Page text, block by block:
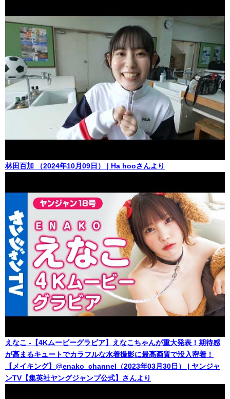
林田百加 （2024年10月09日） | Ha hooさんより
えなこ -【4Kムービーグラビア】えなこちゃんが重大発表！期待感
が高まるキュートでカラフルな水着撮影に最高画質で没入密着！
【メイキング】@enako_channel（2023年03月30日） | ヤンジャ
ンTV【集英社ヤングジャンプ公式】さんより